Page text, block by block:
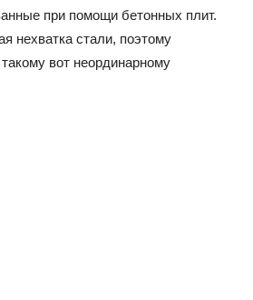
при помощи бетонных плит.
нехватка стали, поэтому
вот неординарному